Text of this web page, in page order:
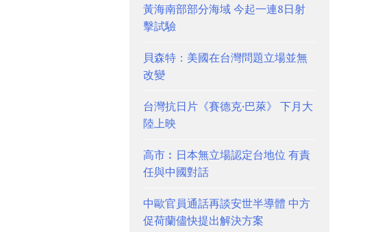
黃海南部部分海域 今起一連8日射
擊試驗
貝森特：美國在台灣問題立場並無
改變
台灣抗日片《賽德克·巴萊》 下月大
陸上映
高市︰日本無立場認定台地位 有責
任與中國對話
中歐官員通話再談安世半導體 中方
促荷蘭儘快提出解決方案